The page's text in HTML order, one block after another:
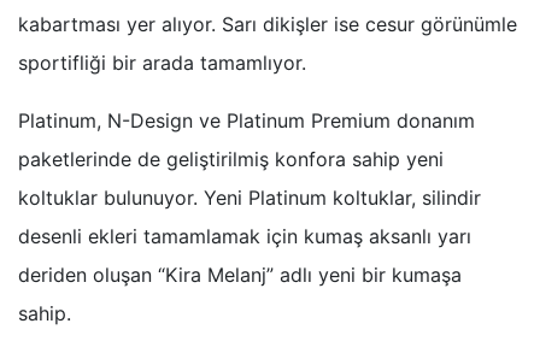
kabartması yer alıyor. Sarı dikişler ise cesur görünümle
sportifliği bir arada tamamlıyor.
Platinum, N-Design ve Platinum Premium donanım
paketlerinde de geliştirilmiş konfora sahip yeni
koltuklar bulunuyor. Yeni Platinum koltuklar, silindir
desenli ekleri tamamlamak için kumaş aksanlı yarı
deriden oluşan “Kira Melanj” adlı yeni bir kumaşa
sahip.